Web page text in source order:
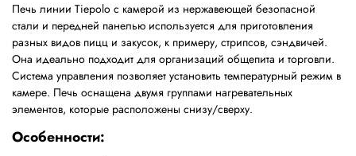
Печь линии Tiepolo с камерой из нержавеющей безопасной
стали и передней панелью используется для приготовления
разных видов пицц и закусок, к примеру, стрипсов, сэндвичей.
Она идеально подходит для организаций общепита и торговли.
Система управления позволяет установить температурный режим в
камере. Печь оснащена двумя группами нагревательных
элементов, которые расположены снизу/сверху.
Особенности: